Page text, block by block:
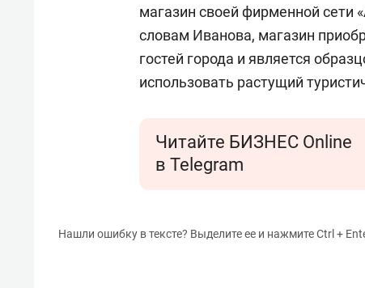
магазин своей фирменной
словам Иванова, магазин
гостей города и является
использовать растущий
Читайте БИЗНЕС Online
в Telegram
Нашли ошибку в тексте? Выделите ее и нажмите Ctrl +